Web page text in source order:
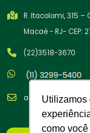
Utilizamos
como
R. Itacolomi, 315 –
Macaé - RJ- CEP:
(22)3518-3670